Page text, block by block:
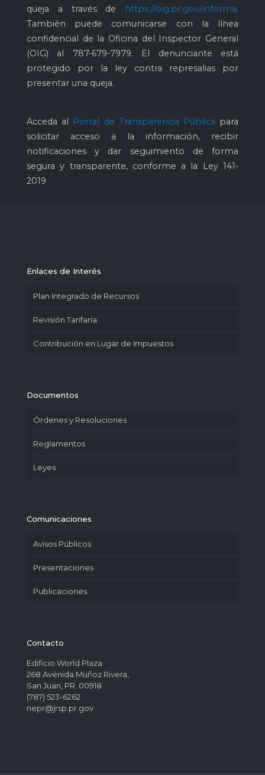
queja a través de
https://oig.pr.gov/informa.
También puede comunicarse con la línea
confidencial de la Oficina del Inspector General
(OIG) al 787-679-7979. El denunciante está
protegido por la ley contra represalias por
presentar una queja.
Acceda al Portal de Transparencia Pública para
solicitar acceso a la información, recibir
notificaciones y dar seguimiento de forma
segura y transparente, conforme a la Ley 141-
2019
Enlaces de Interés
Plan Integrado de Recursos
Revisión Tarifaria
Contribución en Lugar de Impuestos
Documentos
Órdenes y Resoluciones
Reglamentos
Leyes
Comunicaciones
Avisos Públicos
Presentaciones
Publicaciones
Contacto
Edificio World Plaza
268 Avenida Muñoz Rivera,
San Juan, PR. 00918
(787) 523-6262
nepr@jrsp.pr.gov